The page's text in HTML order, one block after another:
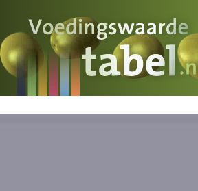
Voedingswaarde
Wat is wat?